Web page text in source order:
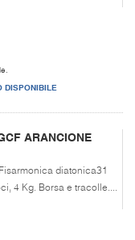
DISPONIBILE
ARANCIONE
diatonica31
4 Kg. Borsa e tracolle....